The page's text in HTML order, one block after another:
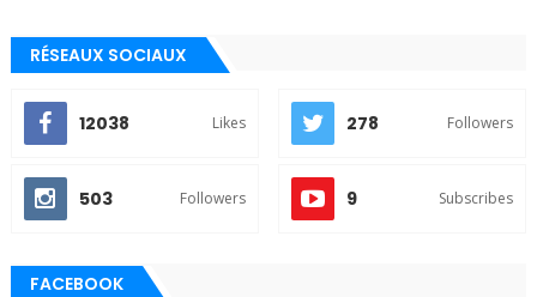
RÉSEAUX SOCIAUX
12038 Likes 278 Followers
503 Followers 9 Subscribes
FACEBOOK